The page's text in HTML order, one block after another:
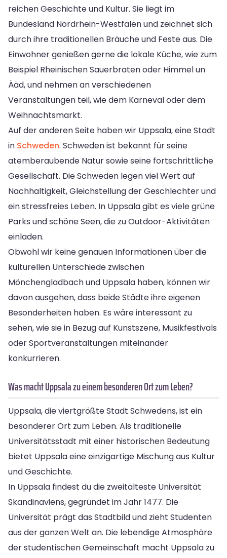
reichen Geschichte und Kultur. Sie liegt im
Bundesland Nordrhein-Westfalen und zeichnet sich
durch ihre traditionellen Bräuche und Feste aus. Die
Einwohner genießen gerne die lokale Küche, wie zum
Beispiel Rheinischen Sauerbraten oder Himmel un
Ääd, und nehmen an verschiedenen
Veranstaltungen teil, wie dem Karneval oder dem
Weihnachtsmarkt.
Auf der anderen Seite haben wir Uppsala, eine Stadt
in Schweden. Schweden ist bekannt für seine
atemberaubende Natur sowie seine fortschrittliche
Gesellschaft. Die Schweden legen viel Wert auf
Nachhaltigkeit, Gleichstellung der Geschlechter und
ein stressfreies Leben. In Uppsala gibt es viele grüne
Parks und schöne Seen, die zu Outdoor-Aktivitäten
einladen.
Obwohl wir keine genauen Informationen über die
kulturellen Unterschiede zwischen
Mönchengladbach und Uppsala haben, können wir
davon ausgehen, dass beide Städte ihre eigenen
Besonderheiten haben. Es wäre interessant zu
sehen, wie sie in Bezug auf Kunstszene, Musikfestivals
oder Sportveranstaltungen miteinander
konkurrieren.
Was macht Uppsala zu einem besonderen Ort zum Leben?
Uppsala, die viertgrößte Stadt Schwedens, ist ein
besonderer Ort zum Leben. Als traditionelle
Universitätsstadt mit einer historischen Bedeutung
bietet Uppsala eine einzigartige Mischung aus Kultur
und Geschichte.
In Uppsala findest du die zweitälteste Universität
Skandinaviens, gegründet im Jahr 1477. Die
Universität prägt das Stadtbild und zieht Studenten
aus der ganzen Welt an. Die lebendige Atmosphäre
der studentischen Gemeinschaft macht Uppsala zu